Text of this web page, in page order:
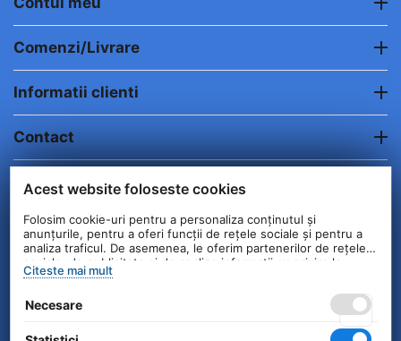
Comenzi/Livrare
Informatii clienti
Contact
© 2004 - 2026 Unick International. Instalat si
Acest website foloseste cookies
Folosim cookie-uri pentru a personaliza conținutul și
anunțurile, pentru a oferi funcții de rețele sociale și pentru a
analiza traficul. De asemenea, le oferim partenerilor de rețele
sociale, de publicitate și de analize informații cu privire la
modul în care folosiți site-ul nostru. Aceștia le pot combina cu
serviciilor lor.
Citeste mai mult
Necesare